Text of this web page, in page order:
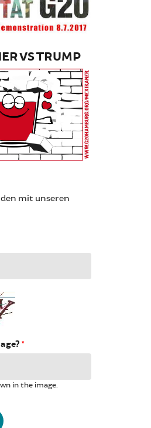
VS TRUMP
mit unseren
*
in the image.